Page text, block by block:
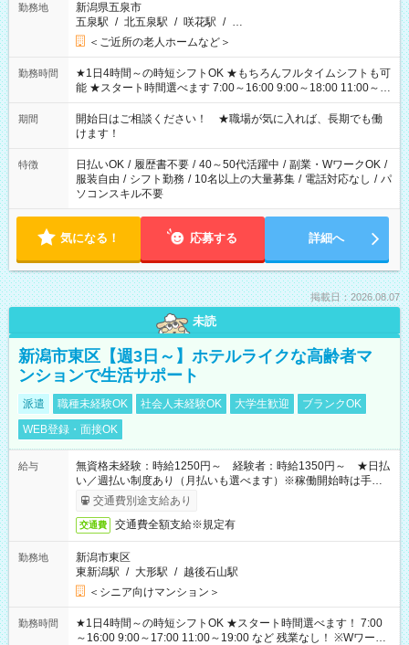
勤務地
新潟県五泉市
五泉駅 / 北五泉駅 / 咲花駅 / …
＜ご近所の老人ホームなど＞
勤務時間
★1日4時間～の時短シフトOK ★もちろんフルタイムシフトも可
能 ★スタート時間選べます 7:00～16:00 9:00～18:00 11:00～
20:00 など 残業なし！ ※Wワークの場合、他のお仕事と合わせ
週40時間超の就業はご案内できません ※法令に基づき、週20時
間以上勤務は社会保険への加入対象となります ※労働者派遣法
（日雇い派遣の原則禁止）により、短時間・短期間の就業はご
案内が難しい場合があります
期間
開始日はご相談ください！ ★職場が気に入れば、長期でも働
けます！
特徴 日払いOK / 履歴書不要 / 40～50代活躍中 / 副業・WワークOK /
服装自由 / シフト勤務 / 10名以上の大量募集 / 電話対応なし / パ
ソコンスキル不要
気になる！ 応募する 詳細へ
掲載日：2026.08.07
未読
新潟市東区【週3日～】ホテルライクな高齢者マ
ンションで生活サポート
派遣 職種未経験OK 社会人未経験OK 大学生歓迎
ブランクOK
WEB登録・面接OK
給与
無資格未経験：時給1250円～ 経験者：時給1350円～ ★日払
い／週払い制度あり（月払いも選べます）※稼働開始時は手続き
完了次第のお支払いとなります。
交通費別途支給あり
交通費 交通費全額支給※規定有
勤務地
新潟市東区
東新潟駅 / 大形駅 / 越後石山駅
＜シニア向けマンション＞
勤務時間
★1日4時間～の時短シフトOK ★スタート時間選べます！ 7:00
～16:00 9:00～17:00 11:00～19:00 など 残業なし！ ※Wワーク